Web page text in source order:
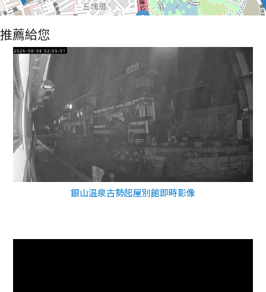
推薦給您
銀山温泉古勢起屋別館即時影像